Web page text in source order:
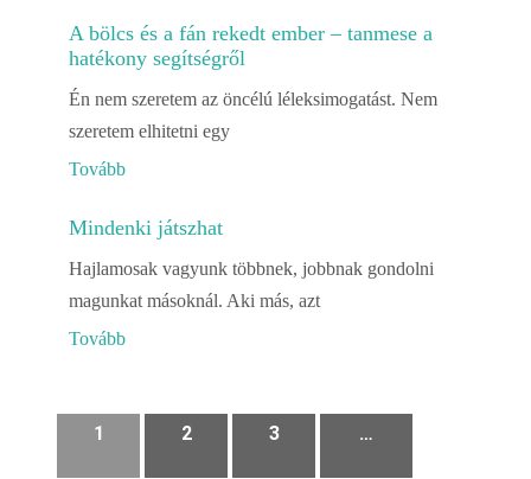
A bölcs és a fán rekedt ember – tanmese a
hatékony segítségről
Én nem szeretem az öncélú léleksimogatást. Nem
szeretem elhitetni egy
Tovább
Mindenki játszhat
Hajlamosak vagyunk többnek, jobbnak gondolni
magunkat másoknál. Aki más, azt
Tovább
1 2 3 …